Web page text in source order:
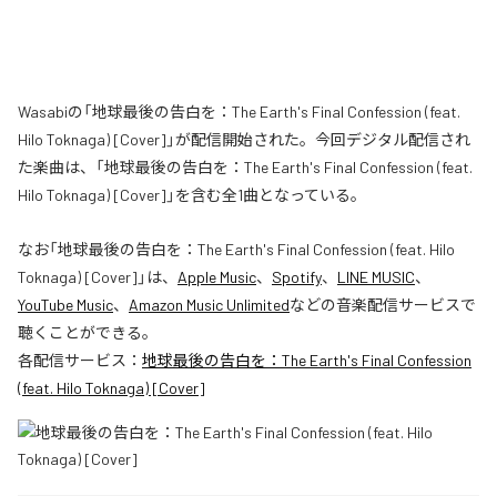
Wasabiの「地球最後の告白を：The Earth's Final Confession (feat.
Hilo Toknaga) [Cover]」が配信開始された。今回デジタル配信され
た楽曲は、「地球最後の告白を：The Earth's Final Confession (feat.
Hilo Toknaga) [Cover]」を含む全1曲となっている。
なお「地球最後の告白を：The Earth's Final Confession (feat. Hilo
Toknaga) [Cover] 」は、 Apple Music、 Spotify、 LINE MUSIC、
YouTube Music、 Amazon Music Unlimitedなどの音楽配信サービスで
聴くことができる。
各配信サービス： 地球最後の告白を：The Earth's Final Confession
(feat. Hilo Toknaga) [Cover]